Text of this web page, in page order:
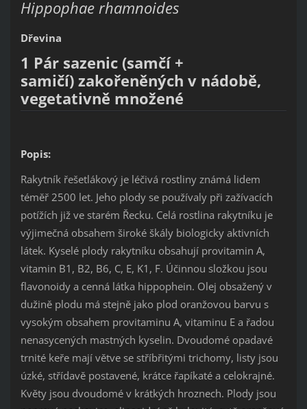
Hippophae rhamnoides
Dřevina
1 Pár sazenic (samčí +
samičí) zakořeněných v nádobě,
vegetativně množené
Popis:
Rakytník řešetlákový je léčivá rostliny známá lidem
téměř 2500 let. Jeho plody se používaly při zažívacích
potížích již ve starém Řecku. Celá rostlina rakytníku je
výjimečná obsahem široké škály biologicky aktivních
látek. Kyselé plody rakytníku obsahují provitamin A,
vitamin B1, B2, B6, C, E, K1, F. Účinnou složkou jsou
flavonoidy a cenná látka hippophein. Olej obsažený v
dužině plodu má stejně jako plod oranžovou barvu s
vysokým obsahem provitaminu A, vitaminu E a řadou
nenasycených mastných kyselin. Dvoudomé opadavé
trnité keře mají větve se stříbřitými trichomy, listy jsou
úzké, střídavě postavené, krátce řapíkaté a celokrajné.
Květy jsou dvoudomé v krátkých hroznech. Plody jsou